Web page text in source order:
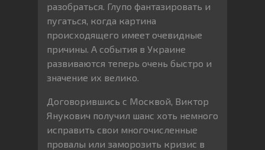
разобраться. Глупо фантазировать и
пугаться, когда картина
происходящего имеет очевидные
причины. А события в Украине
развиваются теперь очень быстро и
значение их велико.
Договорившись с Москвой, Виктор
Янукович получил шанс хоть немного
исправить свои многочисленные
провалы или заморозить кризис в